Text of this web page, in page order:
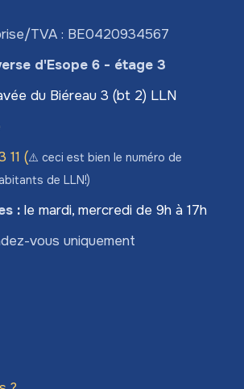
TVA : BE0420934567
d'Esope 6 - étage 3
du Biéreau 3 (bt 2) LLN
11 (⚠️ ceci est bien le numéro de
de LLN!)
: le mardi, mercredi de 9h à 17h
vous uniquement